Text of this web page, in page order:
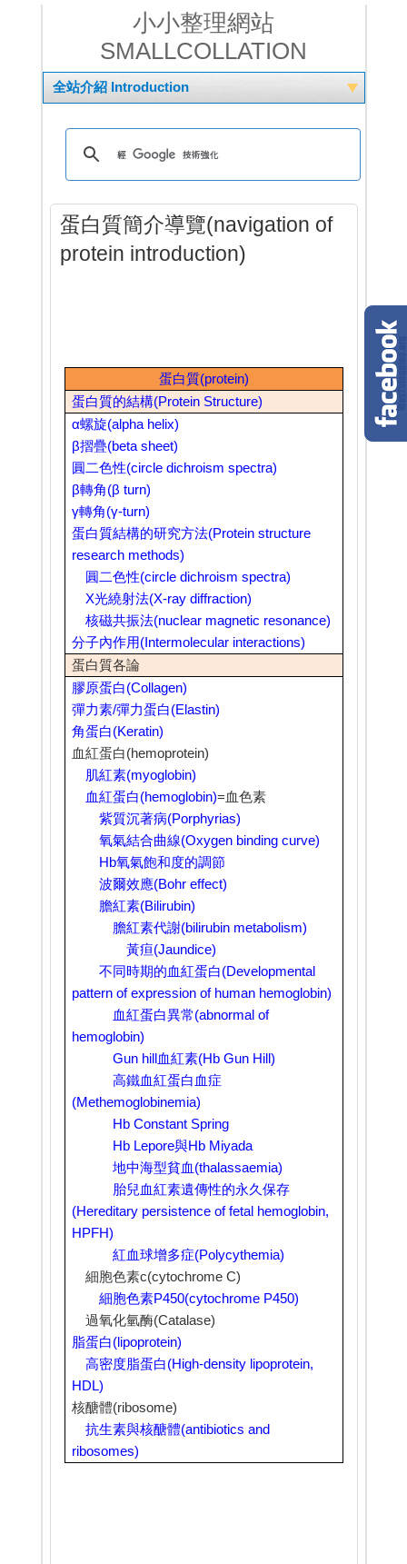
小小整理網站
SMALLCOLLATION
全站介紹 Introduction
蛋白質簡介導覽(navigation of
protein introduction)
蛋白質(protein)
蛋白質的結構(Protein Structure)
α螺旋(alpha helix)
β摺疊(beta sheet)
圓二色性(circle dichroism spectra)
β轉角(β turn)
γ轉角(γ-turn)
蛋白質結構的研究方法(Protein structure
research methods)
圓二色性(circle dichroism spectra)
X光繞射法(X-ray diffraction)
核磁共振法(nuclear magnetic resonance)
分子內作用(Intermolecular interactions)
蛋白質各論
膠原蛋白(Collagen)
彈力素/彈力蛋白(Elastin)
角蛋白(Keratin)
血紅蛋白(hemoprotein)
肌紅素(myoglobin)
血紅蛋白(hemoglobin)=血色素
紫質沉著病(Porphyrias)
氧氣結合曲線(Oxygen binding curve)
Hb氧氣飽和度的調節
波爾效應(Bohr effect)
膽紅素(Bilirubin)
膽紅素代謝(bilirubin metabolism)
黃疸(Jaundice)
不同時期的血紅蛋白(Developmental
pattern of expression of human hemoglobin)
血紅蛋白異常(abnormal of
hemoglobin)
Gun hill血紅素(Hb Gun Hill)
高鐵血紅蛋白血症
(Methemoglobinemia)
Hb Constant Spring
Hb Lepore與Hb Miyada
地中海型貧血(thalassaemia)
胎兒血紅素遺傳性的永久保存
(Hereditary persistence of fetal hemoglobin,
HPFH)
紅血球增多症(Polycythemia)
細胞色素c(cytochrome C)
細胞色素P450(cytochrome P450)
過氧化氫酶(Catalase)
脂蛋白(lipoprotein)
高密度脂蛋白(High-density lipoprotein,
HDL)
核醣體(ribosome)
抗生素與核醣體(antibiotics and
ribosomes)